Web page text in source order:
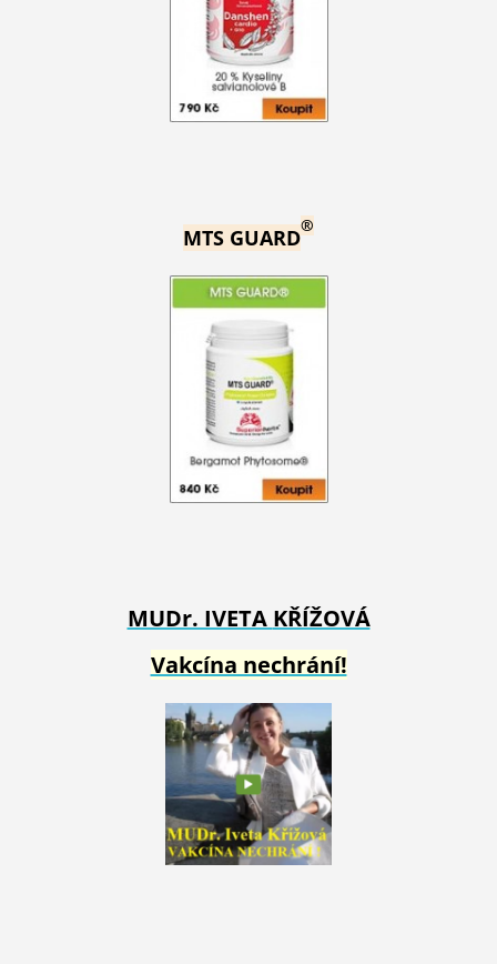
MTS GUARD®
MUDr. IVETA KŘÍŽOVÁ
Vakcína nechrání!